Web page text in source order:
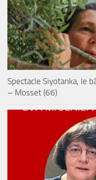
Spectacle Siyotanka, le
– Mosset (66)